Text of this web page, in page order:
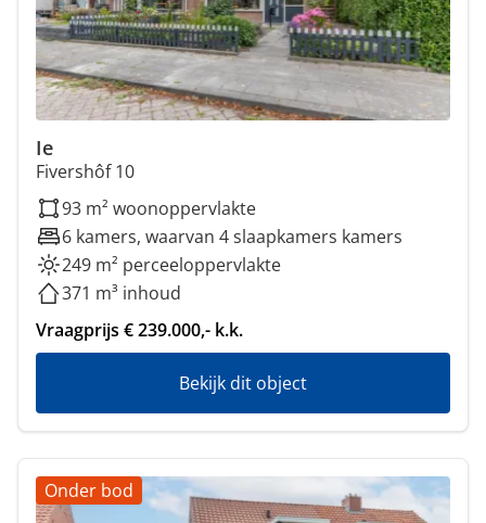
Ie
Fivershôf 10
93 m² woonoppervlakte
6 kamers, waarvan 4 slaapkamers kamers
249 m² perceeloppervlakte
371 m³ inhoud
Vraagprijs € 239.000,- k.k.
Bekijk dit object
Onder bod